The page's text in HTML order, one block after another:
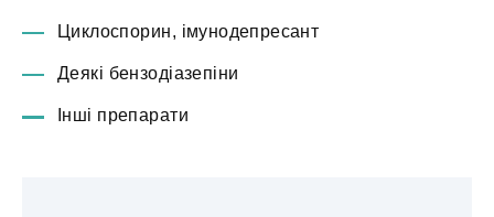
Циклоспорин, імунодепресант
Деякі бензодіазепіни
Інші препарати